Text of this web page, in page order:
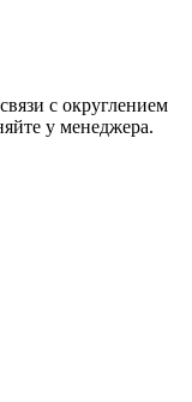
с округлением
у менеджера.